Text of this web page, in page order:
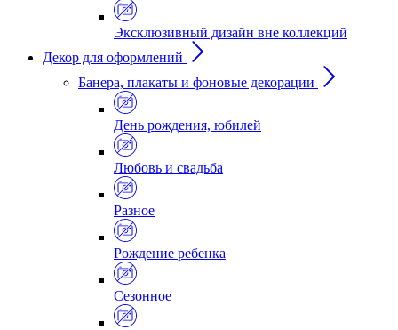
Эксклюзивный дизайн вне коллекций
Декор для оформлений
Банера, плакаты и фоновые декорации
День рождения, юбилей
Любовь и свадьба
Разное
Рождение ребенка
Сезонное